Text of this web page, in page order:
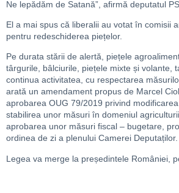
Ne lepădăm de Satană”, afirmă deputatul
El a mai spus că liberalii au votat în comisii
pentru redeschiderea piețelor.
Pe durata stării de alertă, piețele
târgurile, bâlciurile, piețele mixte și volante,
continua activitatea, cu respectarea
arată un amendament propus de Marcel
aprobarea OUG 79/2019 privind
stabilirea unor măsuri în domeniul
aprobarea unor măsuri fiscal – bugetare,
ordinea de zi a plenului Camerei Deputaților.
Legea va merge la președintele României,